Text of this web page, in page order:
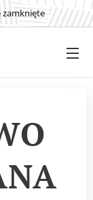
zamknięte